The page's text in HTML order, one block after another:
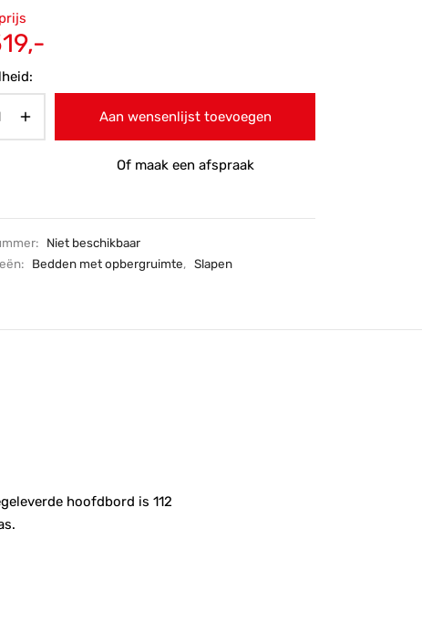
.
€1.519,-.
Aan wensenlijst toevoegen
Of maak een afspraak
Niet beschikbaar
Bedden met opbergruimte, Slapen
hoofdbord is 112